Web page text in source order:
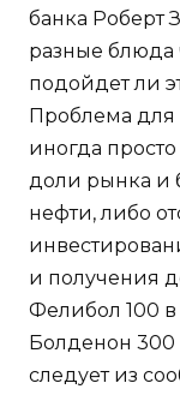
банка Роберт
разные блюда
подойдет ли
Проблема для
иногда
доли рынка и
нефти, либо
и получения
Фелибол 100
Болденон 300
следует из